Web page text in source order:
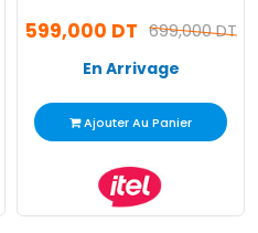
699,000 DT
599,000 DT
En Arrivage
Ajouter Au Panier